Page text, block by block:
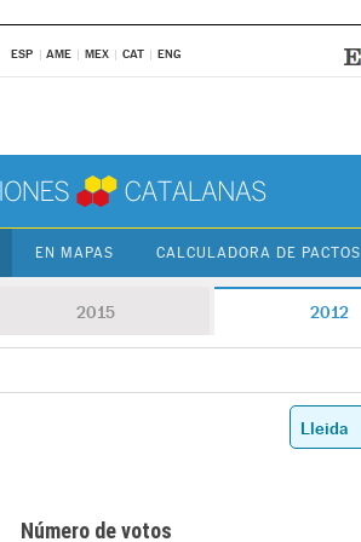
ESP AME MEX CAT ENG
EN MAPAS CALCULADORA DE PACTOS
2015 2012
Número de votos